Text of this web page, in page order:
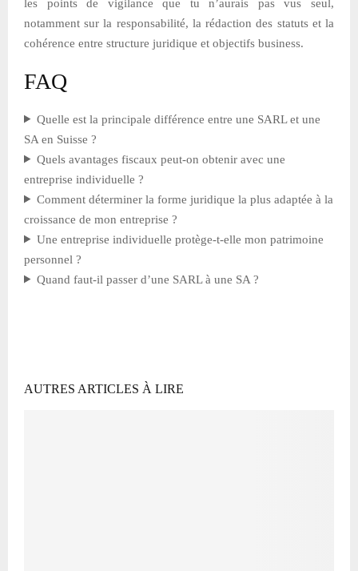
les points de vigilance que tu n’aurais pas vus seul,
notamment sur la responsabilité, la rédaction des statuts et la
cohérence entre structure juridique et objectifs business.
FAQ
Quelle est la principale différence entre une SARL et une
SA en Suisse ?
Quels avantages fiscaux peut-on obtenir avec une
entreprise individuelle ?
Comment déterminer la forme juridique la plus adaptée à la
croissance de mon entreprise ?
Une entreprise individuelle protège-t-elle mon patrimoine
personnel ?
Quand faut-il passer d’une SARL à une SA ?
AUTRES ARTICLES À LIRE